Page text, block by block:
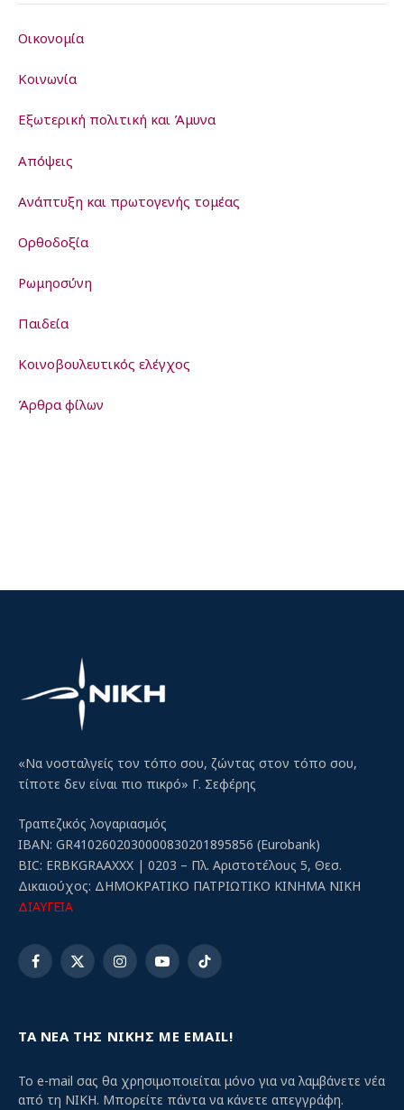
Οικονομία
Κοινωνία
Εξωτερική πολιτική και Άμυνα
Απόψεις
Ανάπτυξη και πρωτογενής τομέας
Ορθοδοξία
Ρωμηοσύνη
Παιδεία
Kοινοβουλευτικός ελέγχος
Άρθρα φίλων
«Να νοσταλγείς τον τόπο σου, ζώντας στον τόπο σου,
τίποτε δεν είναι πιο πικρό» Γ. Σεφέρης
Τραπεζικός λογαριασμός
IBAN: GR4102602030000830201895856 (Eurobank)
BIC: ERBKGRAAXXX | 0203 – Πλ. Αριστοτέλους 5, Θεσ.
Δικαιούχος: ΔΗΜΟΚΡΑΤΙΚΟ ΠΑΤΡΙΩΤΙΚΟ ΚΙΝΗΜΑ ΝΙΚΗ
ΔΙΑΥΓΕΙΑ
Facebook
X
InstagramYouTubeTikTok
ΤΑ ΝΕΑ ΤΗΣ ΝΙΚΗΣ ΜΕ EMAIL!
Το e-mail σας θα χρησιμοποιείται μόνο για να λαμβάνετε νέα
από τη ΝΙΚΗ. Μπορείτε πάντα να κάνετε απεγγράφη.